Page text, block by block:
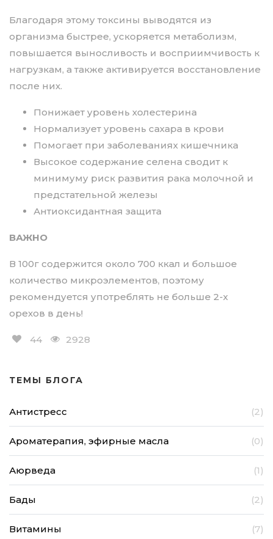
Благодаря этому токсины выводятся из
организма быстрее, ускоряется метаболизм,
повышается выносливость и восприимчивость к
нагрузкам, а также активируется восстановление
после них.
Понижает уровень холестерина
Нормализует уровень сахара в крови
Помогает при заболеваниях кишечника
Высокое содержание селена сводит к
минимуму риск развития рака молочной и
предстательной железы
Антиоксидантная защита
ВАЖНО
В 100г содержится около 700 ккал и большое
количество микроэлементов, поэтому
рекомендуется употреблять не больше 2-х
орехов в день!
44 2928
ТЕМЫ БЛОГА
Антистресс (2)
Ароматерапия, эфирные масла (0)
Аюрведа (1)
Бады (2)
Витамины (7)